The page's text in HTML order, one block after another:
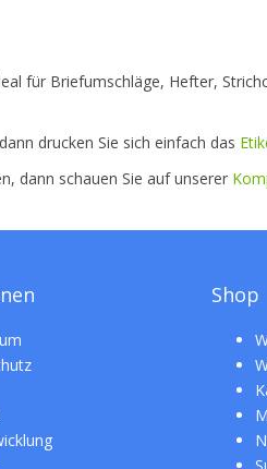
für Briefumschläge, Hefter,
drucken Sie sich einfach das
dann schauen Sie auf unserer
Shop